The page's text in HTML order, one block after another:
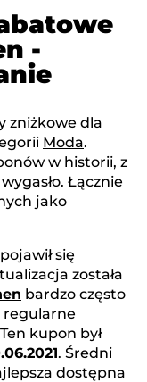
-
zniżkowe dla
Moda.
w historii, z
Łącznie
jako
pojawił się
została
bardzo często
regularne
kupon był
. Średni
dostępna